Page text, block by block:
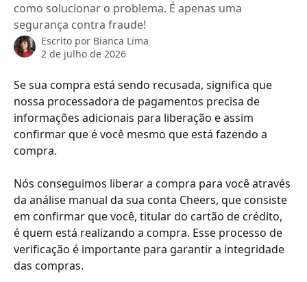
como solucionar o problema. É apenas uma
segurança contra fraude!
Escrito por Bianca Lima
2 de julho de 2026
Se sua compra está sendo recusada, significa que
nossa processadora de pagamentos precisa de
informações adicionais para liberação e assim
confirmar que é você mesmo que está fazendo a
compra.
Nós conseguimos liberar a compra para você através
da análise manual da sua conta Cheers, que consiste
em confirmar que você, titular do cartão de crédito,
é quem está realizando a compra. Esse processo de
verificação é importante para garantir a integridade
das compras.